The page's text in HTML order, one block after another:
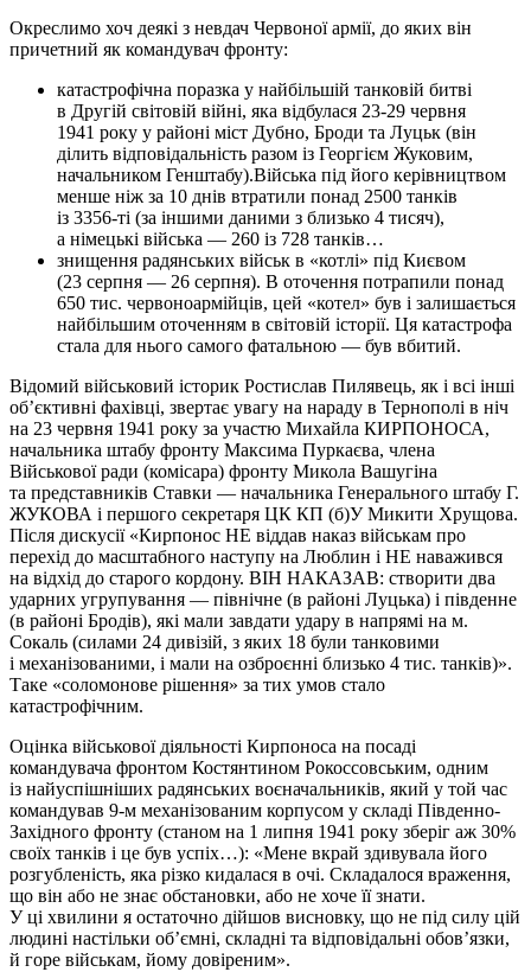
Окреслимо хоч деякі з невдач Червоної армії, до яких він
причетний як командувач фронту:
катастрофічна поразка у найбільшій танковій битві
в Другій світовій війні, яка відбулася 23-29 червня
1941 року у районі міст Дубно, Броди та Луцьк (він
ділить відповідальність разом із Георгієм Жуковим,
начальником Генштабу).Війська під його керівництвом
менше ніж за 10 днів втратили понад 2500 танків
із 3356-ті (за іншими даними з близько 4 тисяч),
а німецькі війська — 260 із 728 танків…
знищення радянських військ в «котлі» під Києвом
(23 серпня — 26 серпня). В оточення потрапили понад
650 тис. червоноармійців, цей «котел» був і залишається
найбільшим оточенням в світовій історії. Ця катастрофа
стала для нього самого фатальною — був вбитий.
Відомий військовий історик Ростислав Пилявець, як і всі інші
об’єктивні фахівці, звертає увагу на нараду в Тернополі в ніч
на 23 червня 1941 року за участю Михайла КИРПОНОСА,
начальника штабу фронту Максима Пуркаєва, члена
Військової ради (комісара) фронту Микола Вашугіна
та представників Ставки — начальника Генерального штабу Г.
ЖУКОВА і першого секретаря ЦК КП (б)У Микити Хрущова.
Після дискусії «Кирпонос НЕ віддав наказ військам про
перехід до масштабного наступу на Люблин і НЕ наважився
на відхід до старого кордону. ВІН НАКАЗАВ: створити два
ударних угрупування — північне (в районі Луцька) і південне
(в районі Бродів), які мали завдати удару в напрямі на м.
Сокаль (силами 24 дивізій, з яких 18 були танковими
і механізованими, і мали на озброєнні близько 4 тис. танків)».
Таке «соломонове рішення» за тих умов стало
катастрофічним.
Оцінка військової діяльності Кирпоноса на посаді
командувача фронтом Костянтином Рокоссовським, одним
із найуспішніших радянських воєначальників, який у той час
командував 9-м механізованим корпусом у складі Південно-
Західного фронту (станом на 1 липня 1941 року зберіг аж 30%
своїх танків і це був успіх…): «Мене вкрай здивувала його
розгубленість, яка різко кидалася в очі. Складалося враження,
що він або не знає обстановки, або не хоче її знати.
У ці хвилини я остаточно дійшов висновку, що не під силу цій
людині настільки об’ємні, складні та відповідальні обов’язки,
й горе військам, йому довіреним».